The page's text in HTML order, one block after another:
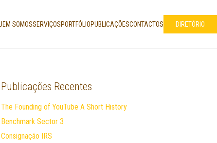
SOMOSSERVIÇOSPORTFÓLIOPUBLICAÇÕESCONTACTOS DIRETÓRIO
Publicações Recentes
The Founding of YouTube A Short History
Benchmark Sector 3
Consignação IRS